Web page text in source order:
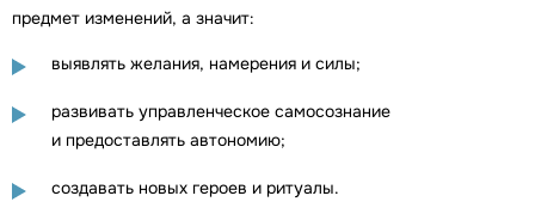
предмет изменений, а значит:
выявлять желания, намерения и силы;
развивать управленческое самосознание
и предоставлять автономию;
создавать новых героев и ритуалы.